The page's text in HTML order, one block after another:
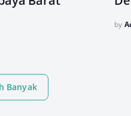
by
Banyak